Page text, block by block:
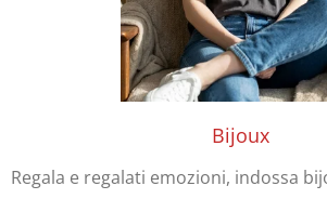
Bijoux
Regala e regalati emozioni, indossa